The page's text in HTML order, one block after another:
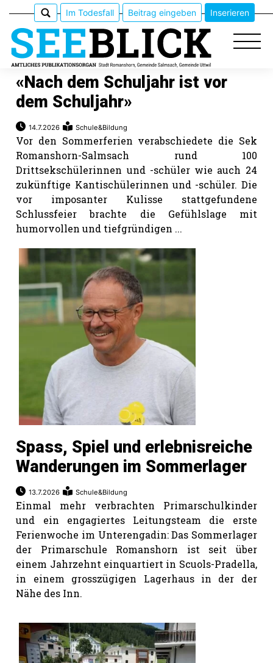
Veranstaltungen
Erlebnisführer
App
Romanshorn:
Mitteilungen
Im Todesfall Beitrag eingeben Inserieren
«Nach dem Schuljahr ist vor
dem Schuljahr»
14.7.2026 Schule&Bildung
Vor den Sommerferien verabschiedete die Sek
Romanshorn-Salmsach rund 100
Drittsekschülerinnen und -schüler wie auch 24
zukünftige Kantischülerinnen und -schüler. Die
vor imposanter Kulisse stattgefundene
Schlussfeier brachte die Gefühlslage mit
humorvollen und tiefgründigen ...
Spass, Spiel und erlebnisreiche
Wanderungen im Sommerlager
13.7.2026 Schule&Bildung
Einmal mehr verbrachten Primarschulkinder
und ein engagiertes Leitungsteam die erste
Ferienwoche im Unterengadin: Das Sommerlager
der Primarschule Romanshorn ist seit über
einem Jahrzehnt einquartiert in Scuols-Pradella,
in einem grosszügigen Lagerhaus in der der
Nähe des Inn.